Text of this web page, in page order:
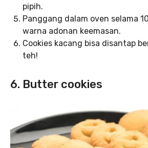
pipih.
Panggang dalam oven selama
warna adonan keemasan.
Cookies kacang bisa disantap
teh!
6. Butter cookies